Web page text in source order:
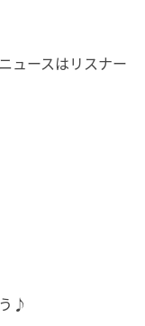
ュースはリスナー
♪